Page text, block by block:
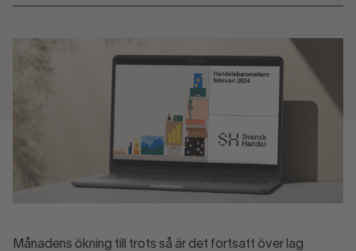
Månadens ökning till trots så är det fortsatt över lag